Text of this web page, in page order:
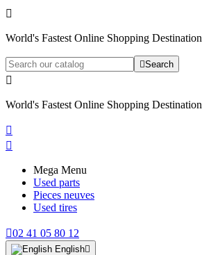

World's Fastest Online Shopping Destination
Search

World's Fastest Online Shopping Destination


Mega Menu
Used parts
Pieces neuves
Used tires
02 41 05 80 12
English